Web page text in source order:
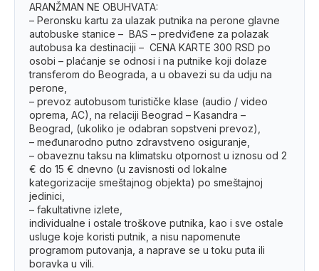
ARANŽMAN NE OBUHVATA:
– Peronsku kartu za ulazak putnika na perone glavne
autobuske stanice – BAS – predviđene za polazak
autobusa ka destinaciji – CENA KARTE 300 RSD po
osobi – plaćanje se odnosi i na putnike koji dolaze
transferom do Beograda, a u obavezi su da udju na
perone,
– prevoz autobusom turističke klase (audio / video
oprema, AC), na relaciji Beograd – Kasandra –
Beograd, (ukoliko je odabran sopstveni prevoz),
– međunarodno putno zdravstveno osiguranje,
– obaveznu taksu na klimatsku otpornost u iznosu od 2
€ do 15 € dnevno (u zavisnosti od lokalne
kategorizacije smeštajnog objekta) po smeštajnoj
jedinici,
– fakultativne izlete,
individualne i ostale troškove putnika, kao i sve ostale
usluge koje koristi putnik, a nisu napomenute
programom putovanja, a naprave se u toku puta ili
boravka u vili.